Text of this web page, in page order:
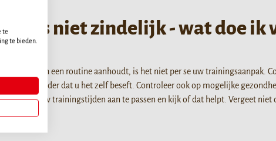
is niet zindelijk - wat doe ik
volgt en een routine aanhoudt, is het niet per se uw
maken, zonder dat u het zelf beseft. Controleer ook op mogelijke
dan uw trainingstijden aan te passen en kijk of dat helpt. Vergeet
te
te bieden.